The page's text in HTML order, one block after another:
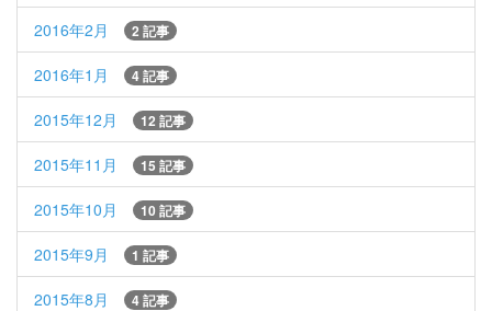
2016年2月 2 記事
2016年1月 4 記事
2015年12月 12 記事
2015年11月 15 記事
2015年10月 10 記事
2015年9月 1 記事
2015年8月 4 記事